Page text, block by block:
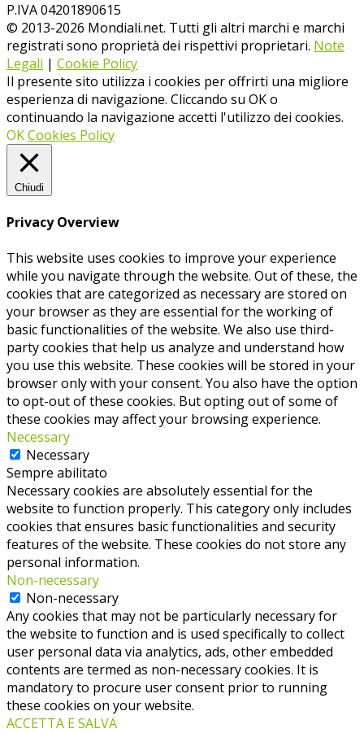
P.IVA 04201890615
© 2013-2026 Mondiali.net. Tutti gli altri marchi e marchi
registrati sono proprietà dei rispettivi proprietari. Note
Legali | Cookie Policy
Il presente sito utilizza i cookies per offrirti una migliore
esperienza di navigazione. Cliccando su OK o
continuando la navigazione accetti l'utilizzo dei cookies.
OKCookies Policy
Chiudi
Privacy Overview
This website uses cookies to improve your experience
while you navigate through the website. Out of these, the
cookies that are categorized as necessary are stored on
your browser as they are essential for the working of
basic functionalities of the website. We also use third-
party cookies that help us analyze and understand how
you use this website. These cookies will be stored in your
browser only with your consent. You also have the option
to opt-out of these cookies. But opting out of some of
these cookies may affect your browsing experience.
Necessary
Necessary
Sempre abilitato
Necessary cookies are absolutely essential for the
website to function properly. This category only includes
cookies that ensures basic functionalities and security
features of the website. These cookies do not store any
personal information.
Non-necessary
Non-necessary
Any cookies that may not be particularly necessary for
the website to function and is used specifically to collect
user personal data via analytics, ads, other embedded
contents are termed as non-necessary cookies. It is
mandatory to procure user consent prior to running
these cookies on your website.
ACCETTA E SALVA